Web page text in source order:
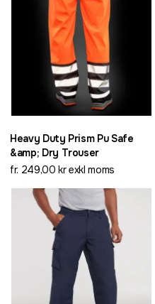
Heavy Duty Prism Pu Safe
&amp; Dry Trouser
fr. 249,00 kr exkl moms